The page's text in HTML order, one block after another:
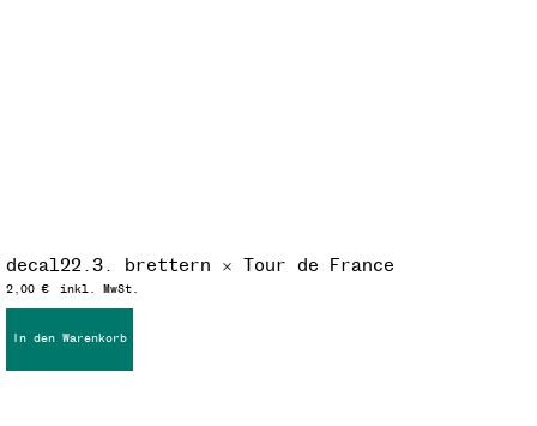
decal22.3. brettern × Tour de France
2,00€ inkl. MwSt.
In den Warenkorb